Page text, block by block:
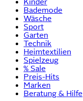
Kinder
Bademode
Wäsche
Sport
Garten
Technik
Heimtextilien
Spielzeug
% Sale
Preis-Hits
Marken
Beratung & Hilfe